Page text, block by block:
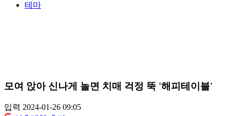
테마
모여 앉아 신나게 놀면 치매 걱정 뚝 '해피테이블'
입력 2024-01-26 09:05